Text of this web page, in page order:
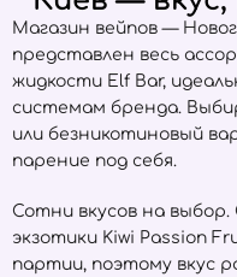
Магазин вейпов —
представлен весь
жидкости Elf Bar,
системам бренда.
или безникотиновый
парение под себя.
Сотни вкусов на
экзотики Kiwi Passion
партии, поэтому вкус